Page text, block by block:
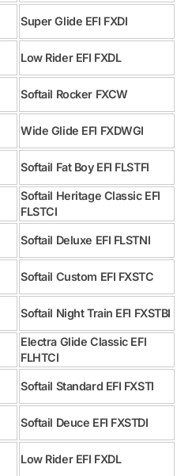
Super Glide EFI FXDI
Low Rider EFI FXDL
Softail Rocker FXCW
Wide Glide EFI FXDWGI
Softail Fat Boy EFI FLSTFI
Softail Heritage Classic EFI
FLSTCI
Softail Deluxe EFI FLSTNI
Softail Custom EFI FXSTC
Softail Night Train EFI FXSTBI
Electra Glide Classic EFI
FLHTCI
Softail Standard EFI FXSTI
Softail Deuce EFI FXSTDI
Low Rider EFI FXDL